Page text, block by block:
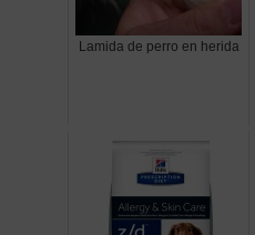
Lamida de perro en herida